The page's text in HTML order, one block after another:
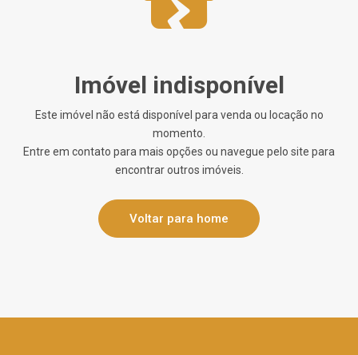
Imóvel indisponível
Este imóvel não está disponível para venda ou locação no
momento.
Entre em contato para mais opções ou navegue pelo site para
encontrar outros imóveis.
Voltar para home